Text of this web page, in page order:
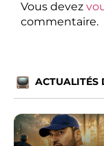
Vous devez
commentaire.
ACTUALITÉS